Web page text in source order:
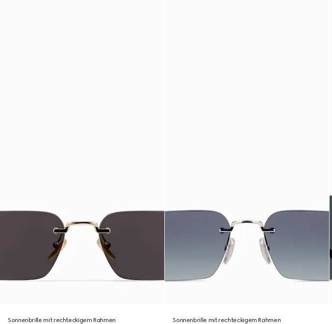
Sonnenbrille mit rechteckigem Rahmen
Sonnenbrille mit rechteckigem Rahmen